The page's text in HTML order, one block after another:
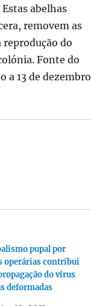
abelhas
removem as
do
Fonte do
a 13 de dezembro
pupal por
operárias contribui
do vírus
deformadas